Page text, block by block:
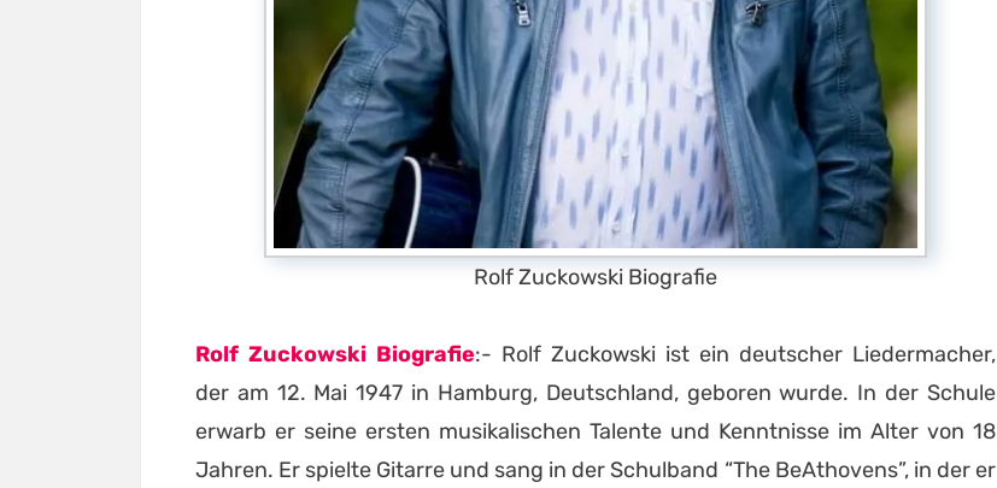
Rolf Zuckowski Biografie
Rolf Zuckowski Biografie:- Rolf Zuckowski ist ein deutscher Liedermacher,
der am 12. Mai 1947 in Hamburg, Deutschland, geboren wurde. In der Schule
erwarb er seine ersten musikalischen Talente und Kenntnisse im Alter von 18
Jahren. Er spielte Gitarre und sang in der Schulband “The BeAthovens”, in der er